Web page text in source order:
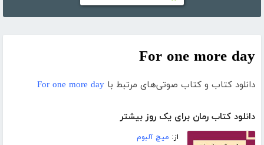
For one more day
دانلود کتاب و کتاب صوتی‌های مرتبط با For one more day
دانلود کتاب رمان برای یک روز بیشتر
از: میچ آلبوم